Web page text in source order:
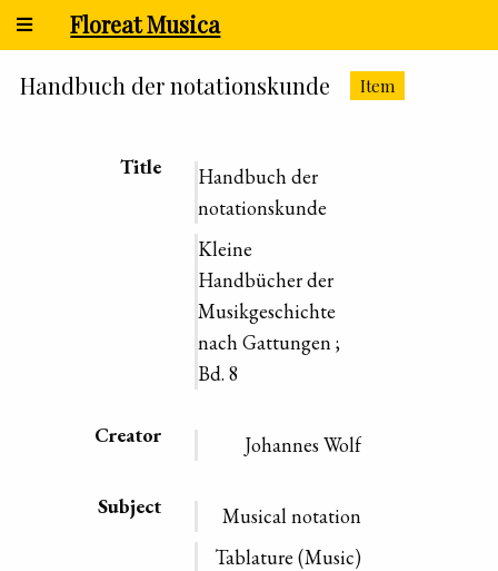
Floreat Musica
Handbuch der notationskunde Item
Title
Handbuch der
notationskunde
Kleine
Handbücher der
Musikgeschichte
nach Gattungen ;
Bd. 8
Creator Johannes Wolf
Subject
Musical notation
Tablature (Music)